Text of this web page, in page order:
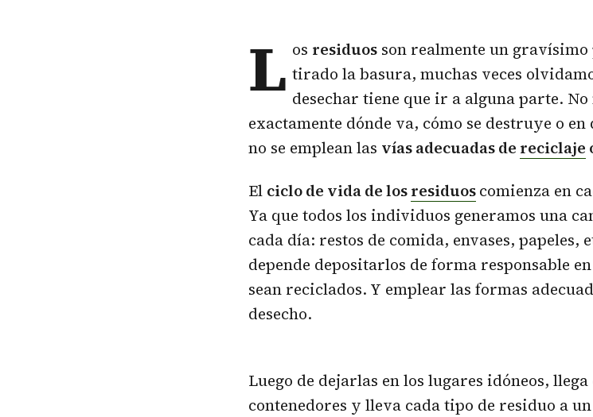
L os residuos son realmente un gravísimo
tirado la basura, muchas veces
desechar tiene que ir a alguna parte. No
exactamente dónde va, cómo se destruye o
no se emplean las vías adecuadas de reciclaje
El ciclo de vida de losresiduoscomienza en
Ya que todos los individuos generamos una
cada día: restos de comida, envases, papeles,
depende depositarlos de forma responsable
sean reciclados. Y emplear las formas
desecho.
Luego de dejarlas en los lugares idóneos,
contenedores y lleva cada tipo de residuo a